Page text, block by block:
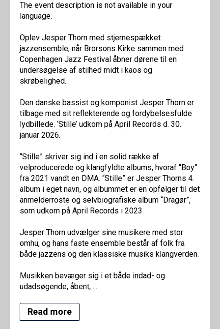
The event description is not available in your
language.
Oplev Jesper Thorn med stjernespækket
jazzensemble, når Brorsons Kirke sammen med
Copenhagen Jazz Festival åbner dørene til en
undersøgelse af stilhed midt i kaos og
skrøbelighed.
Den danske bassist og komponist Jesper Thorn er
tilbage med sit reflekterende og fordybelsesfulde
lydbillede. ‘Stille’ udkom på April Records d. 30.
januar 2026.
“Stille” skriver sig ind i en solid række af
velproducerede og klangfyldte albums, hvoraf “Boy”
fra 2021 vandt en DMA. “Stille” er Jesper Thorns 4.
album i eget navn, og albummet er en opfølger til det
anmelderroste og selvbiografiske album “Dragør”,
som udkom på April Records i 2023.
Jesper Thorn udvælger sine musikere med stor
omhu, og hans faste ensemble består af folk fra
både jazzens og den klassiske musiks klangverden.
Musikken bevæger sig i et både indad- og
udadsøgende, åbent, ...
Read more